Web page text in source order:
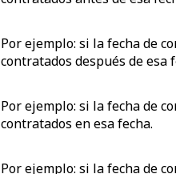
Por ejemplo: si la fecha de
contratados después de esa
Por ejemplo: si la fecha de
contratados en esa fecha.
Por ejemplo: si la fecha de